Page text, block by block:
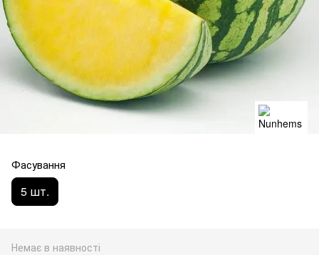
Фасування
5 шт.
Немає в наявності